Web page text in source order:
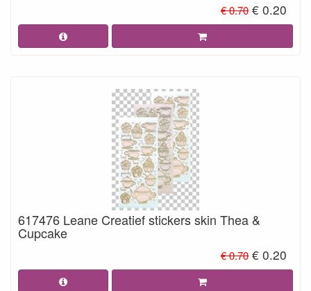
€ 0.70 € 0.20
617476 Leane Creatief stickers skin Thea &
Cupcake
€ 0.70 € 0.20